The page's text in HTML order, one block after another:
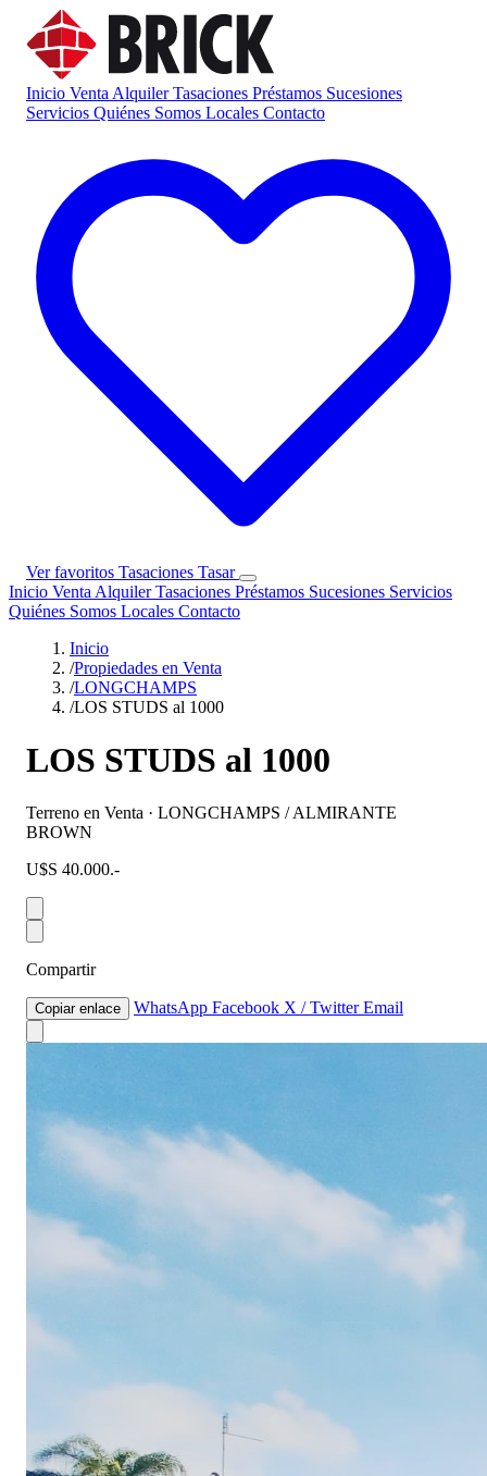
Inicio Venta AlquilerTasaciones Préstamos Sucesiones
Servicios Quiénes Somos Locales Contacto
Ver favoritos Tasaciones Tasar
Inicio Venta AlquilerTasaciones Préstamos Sucesiones Servicios
Quiénes Somos Locales Contacto
Inicio
/Propiedades en Venta
/LONGCHAMPS
/LOS STUDS al 1000
LOS STUDS al 1000
Terreno en Venta · LONGCHAMPS / ALMIRANTE
BROWN
U$S 40.000.-
Compartir
Copiar enlace WhatsApp Facebook X / TwitterEmail